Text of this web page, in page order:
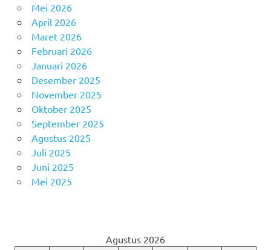
Mei 2026
April 2026
Maret 2026
Februari 2026
Januari 2026
Desember 2025
November 2025
Oktober 2025
September 2025
Agustus 2025
Juli 2025
Juni 2025
Mei 2025
Agustus 2026